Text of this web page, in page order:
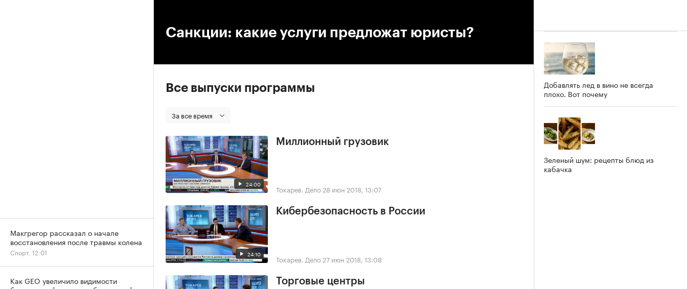
Санкции: какие услуги предложат юристы?
Все выпуски программы
За все время
24:00
Миллионный грузовик
Токарев. Дело 28 июн 2018, 13:07
24:10
Кибербезопасность в России
Токарев. Дело 27 июн 2018, 13:08
Торговые центры
Добавлять лед в вино не всегда
плохо. Вот почему
Зеленый шум: рецепты блюд из
кабачка
Макгрегор рассказал о начале
восстановления после травмы колена
Спорт, 12:01
Как GEO увеличило видимости